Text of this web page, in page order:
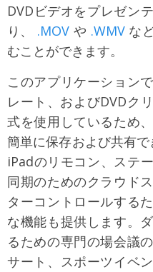
DVDビデオをプレゼン
り、 .MOV や .WMVな
むことができます。
このアプリケーション
レート、およびDVDク
式を使用しているため
簡単に保存および共有
iPadのリモコン、ステ
同期のためのクラウド
ターコントロールする
な機能も提供します。
るための専門の場会議
サート、スポーツイベ